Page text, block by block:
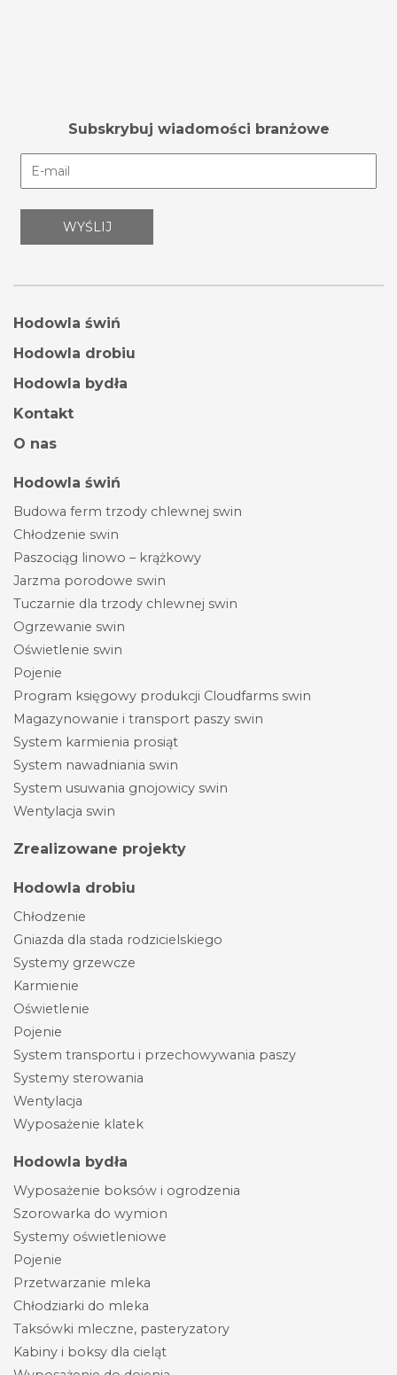
Subskrybuj wiadomości branżowe
Hodowla świń
Hodowla drobiu
Hodowla bydła
Kontakt
O nas
Hodowla świń
Budowa ferm trzody chlewnej swin
Chłodzenie swin
Paszociąg linowo – krążkowy
Jarzma porodowe swin
Tuczarnie dla trzody chlewnej swin
Ogrzewanie swin
Oświetlenie swin
Pojenie
Program księgowy produkcji Cloudfarms swin
Magazynowanie i transport paszy swin
System karmienia prosiąt
System nawadniania swin
System usuwania gnojowicy swin
Wentylacja swin
Zrealizowane projekty
Hodowla drobiu
Chłodzenie
Gniazda dla stada rodzicielskiego
Systemy grzewcze
Karmienie
Oświetlenie
Pojenie
System transportu i przechowywania paszy
Systemy sterowania
Wentylacja
Wyposażenie klatek
Hodowla bydła
Wyposażenie boksów i ogrodzenia
Szorowarka do wymion
Systemy oświetleniowe
Pojenie
Przetwarzanie mleka
Chłodziarki do mleka
Taksówki mleczne, pasteryzatory
Kabiny i boksy dla cieląt